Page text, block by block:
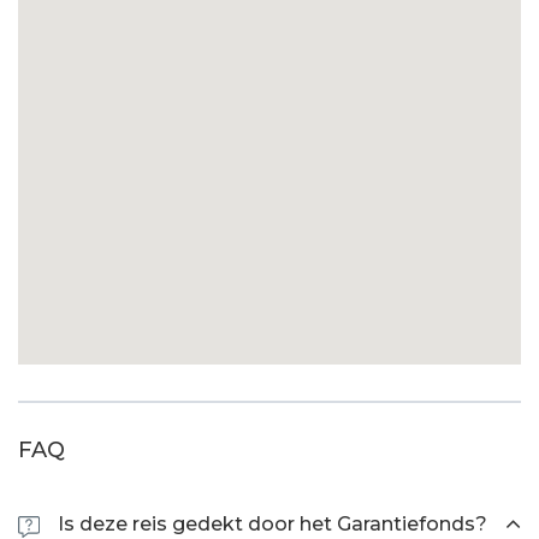
FAQ
Is deze reis gedekt door het Garantiefonds?